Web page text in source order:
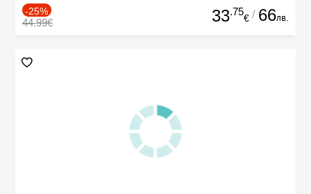
-25%
44.99€ 33.75
€ / 66лв.